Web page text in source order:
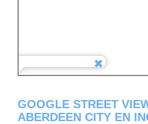
GOOGLE STREET
ABERDEEN CITY EN